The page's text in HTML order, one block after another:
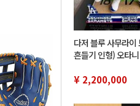
다저 블루 사무라이
흔들기 인형) 오타
정 46 개
¥ 2,200,000